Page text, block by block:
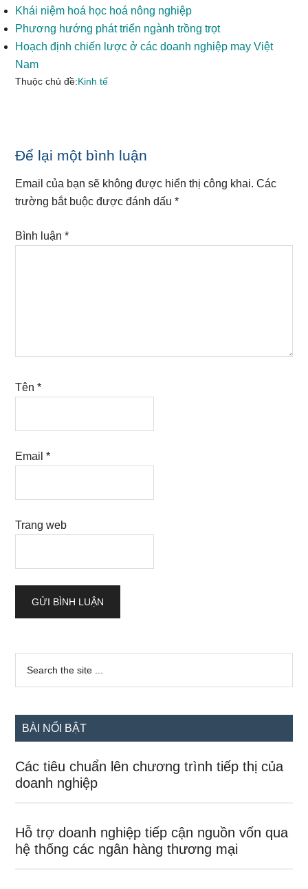
Khái niệm hoá học hoá nông nghiệp
Phương hướng phát triển ngành trồng trọt
Hoạch định chiến lược ở các doanh nghiệp may Việt
Nam
Thuộc chủ đề:Kinh tế
Reader
Interactions
Để lại một bình luận
Email của bạn sẽ không được hiển thị công khai. Các
trường bắt buộc được đánh dấu*
Bình luận*
Tên*
Email*
Trang web
Sidebar
chính
...
BÀI NỔI BẬT
Các tiêu chuẩn lên chương trình tiếp thị của
doanh nghiệp
Hỗ trợ doanh nghiệp tiếp cận nguồn vốn qua
hệ thống các ngân hàng thương mại